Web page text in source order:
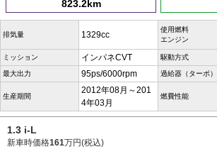
823.2km
排気量 1329cc
使用燃料
エンジン
ミッション インパネCVT 駆動方式
最大出力 95ps/6000rpm 過給器（ターボ）
生産期間
2012年08月～201
4年03月
燃費性能
1.3 i-L
新車時価格161万円(税込)